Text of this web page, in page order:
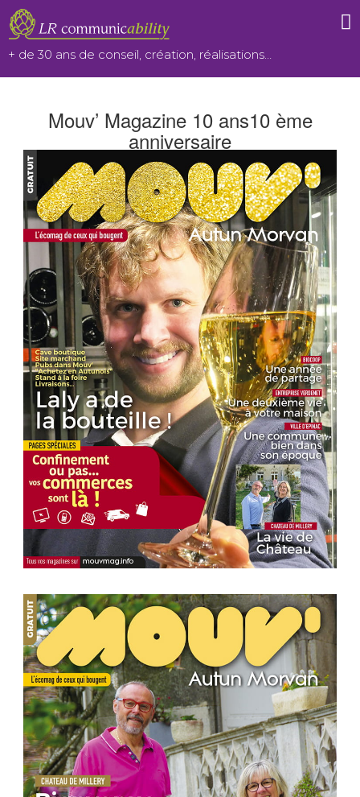
Aller
au
contenu
+ de 30 ans de conseil, création, réalisations…
Mouv’ Magazine 10 ans10 ème
anniversaire